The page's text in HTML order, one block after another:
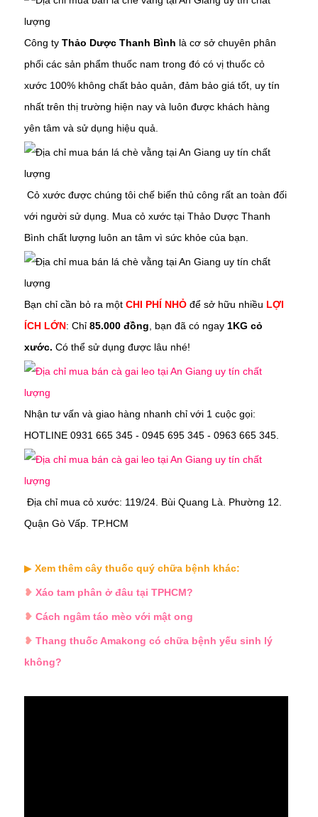
Công ty Thảo Dược Thanh Bình là cơ sở chuyên phân
phối các sản phẩm thuốc nam trong đó có vị thuốc cỏ
xước 100% không chất bảo quản, đảm bảo giá tốt, uy tín
nhất trên thị trường hiện nay và luôn được khách hàng
yên tâm và sử dụng hiệu quả.
Cỏ xước được chúng tôi chế biến thủ công rất an toàn đối
với người sử dụng. Mua cỏ xước tại Thảo Dược Thanh
Bình chất lượng luôn an tâm vì sức khỏe của bạn.
Bạn chỉ cần bỏ ra một CHI PHÍ NHỎ để sở hữu nhiều LỢI
ÍCH LỚN: Chỉ 85.000 đồng , bạn đã có ngay 1KG cỏ
xước. Có thể sử dụng được lâu nhé!
Nhận tư vấn và giao hàng nhanh chỉ với 1 cuộc gọi:
HOTLINE 0931 665 345 - 0945 695 345 - 0963 665 345.
Địa chỉ mua cỏ xước: 119/24. Bùi Quang Là. Phường 12.
Quận Gò Vấp. TP.HCM
▶ Xem thêm cây thuốc quý chữa bệnh khác:
❥ Xáo tam phân ở đâu tại TPHCM?
❥ Cách ngâm táo mèo với mật ong
❥ Thang thuốc Amakong có chữa bệnh yếu sinh lý
không?